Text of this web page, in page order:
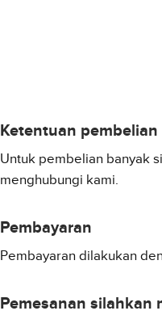
Ketentuan
Untuk pembelian banyak
menghubungi kami.
Pembayaran
Pembayaran dilakukan
Pemesanan